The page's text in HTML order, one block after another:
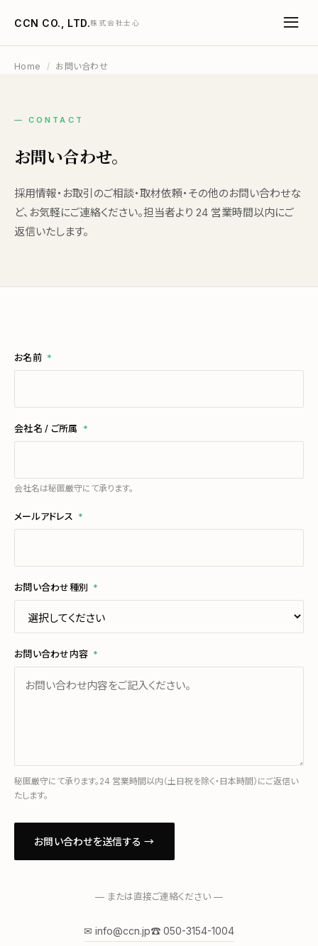
CCN CO., LTD.株式会社士心
Home / お問い合わせ
— CONTACT
お問い合わせ。
採用情報・お取引のご相談・取材依頼・その他のお問い合わせな
ど、お気軽にご連絡ください。担当者より 24 営業時間以内にご
返信いたします。
お名前 *
会社名 / ご所属 *
会社名は秘匿厳守にて承ります。
メールアドレス *
お問い合わせ種別 *
お問い合わせ内容 *
秘匿厳守にて承ります。24 営業時間以内（土日祝を除く・日本時間）にご返信い
たします。
お問い合わせを送信する →
— または直接ご連絡ください —
✉ info@ccn.jp☎ 050-3154-1004